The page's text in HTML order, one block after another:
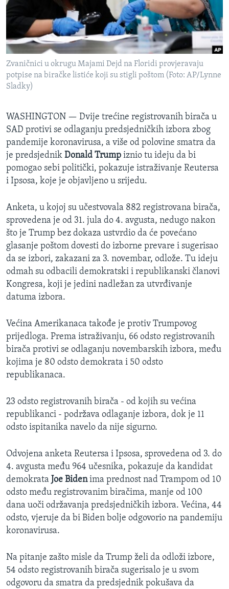
MAGAZIN
O GLASU AMERIKE
Learning English
PRATITE NAS
Jezici
Zvaničnici u okrugu Majami Dejd na Floridi provjeravaju
potpise na biračke listiće koji su stigli poštom (Foto: AP/Lynne
Sladky)
WASHINGTON — Dvije trećine registrovanih birača u
SAD protivi se odlaganju predsjedničkih izbora zbog
pandemije koronavirusa, a više od polovine smatra da
je predsjednik Donald Trump iznio tu ideju da bi
pomogao sebi politički, pokazuje istraživanje Reutersa
i Ipsosa, koje je objavljeno u srijedu.
Anketa, u kojoj su učestvovala 882 registrovana birača,
sprovedena je od 31. jula do 4. avgusta, nedugo nakon
što je Trump bez dokaza ustvrdio da će povećano
glasanje poštom dovesti do izborne prevare i sugerisao
da se izbori, zakazani za 3. novembar, odlože. Tu ideju
odmah su odbacili demokratski i republikanski članovi
Kongresa, koji je jedini nadležan za utvrđivanje
datuma izbora.
Većina Amerikanaca takođe je protiv Trumpovog
prijedloga. Prema istraživanju, 66 odsto registrovanih
birača protivi se odlaganju novembarskih izbora, među
kojima je 80 odsto demokrata i 50 odsto
republikanaca.
23 odsto registrovanih birača - od kojih su većina
republikanci - podržava odlaganje izbora, dok je 11
odsto ispitanika navelo da nije sigurno.
Odvojena anketa Reutersa i Ipsosa, sprovedena od 3. do
4. avgusta među 964 učesnika, pokazuje da kandidat
demokrata Joe Bidenima prednost nad Trampom od 10
odsto među registrovanim biračima, manje od 100
dana uoči održavanja predsjedničkih izbora. Većina, 44
odsto, vjeruje da bi Biden bolje odgovorio na pandemiju
koronavirusa.
Na pitanje zašto misle da Trump želi da odloži izbore,
54 odsto registrovanih birača sugerisalo je u svom
odgovoru da smatra da predsjednik pokušava da